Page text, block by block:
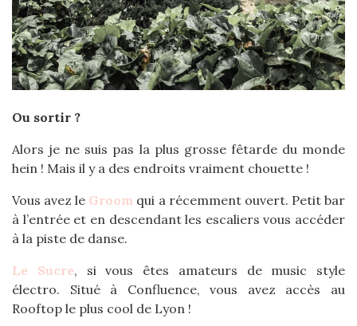
Ou sortir ?
Alors je ne suis pas la plus grosse fêtarde du monde
hein ! Mais il y a des endroits vraiment chouette !
Vous avez le Groom qui a récemment ouvert. Petit bar
à l’entrée et en descendant les escaliers vous accéder
à la piste de danse.
Le Sucre, si vous êtes amateurs de music style
électro. Situé à Confluence, vous avez accès au
Rooftop le plus cool de Lyon !